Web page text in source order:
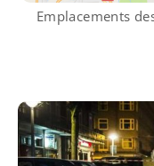
Emplacements